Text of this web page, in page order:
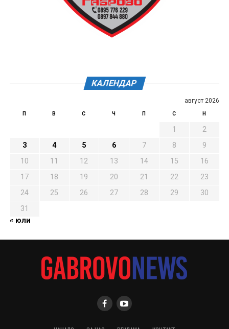
КАЛЕНДАР
август 2026
П В С Ч П С Н
1
2
3
4 5 6 7 8
9
10
11 12 13 14 15
16
17
18 19 20 21 22
23
24
25 26 27 28 29
30
31
« юли